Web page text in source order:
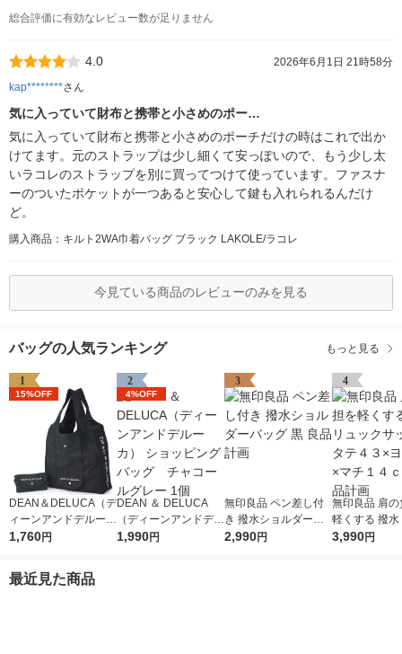
総合評価に有効なレビュー数が足りません
4.0
2026年6月1日 21時58分
kap********さん
気に入っていて財布と携帯と小さめのポー…
気に入っていて財布と携帯と小さめのポーチだけの時はこれで出か
けてます。元のストラップは少し細くて安っぽいので、もう少し太
いラコレのストラップを別に買ってつけて使っています。ファスナ
ーのついたポケットが一つあると安心して鍵も入れられるんだけ
ど。
購入商品：キルト2WA巾着バッグ ブラック LAKOLE/ラコレ
今見ている商品のレビューのみを見る
バッグの人気ランキング もっと見る
1
15%OFF
DEAN＆DELUCA（デ
ィーンアンドデルー
カ） ショッピングバ
1,760円
2
4%OFF
DEAN ＆ DELUCA
（ディーンアンドデル
ーカ） ショッピング
1,990円
3
無印良品 ペン差し付
き 撥水ショルダーバ
ッグ 黒 良品計画
2,990円
4
無印良品 肩の
軽くする 撥水
クサック 黒
3,990円
最近見た商品